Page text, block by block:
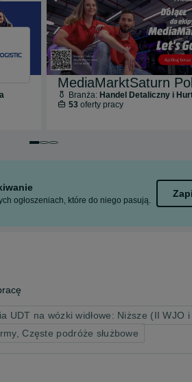
Branża: Handel Detaliczny i
53oferty pracy
Przejdź do slajdu 1 z 3
Przejdź do slajdu 2 z 3
Przejdź do slajdu 3 z 3
ogłoszeniach, które do niego pasują.
UDT na wózki widłowe: Niższe (II WJO
Częste podróże służbowe